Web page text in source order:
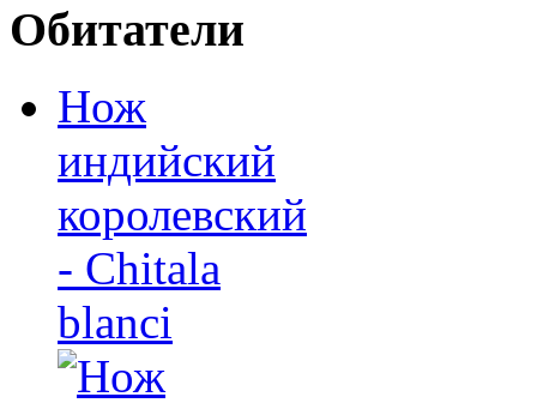
Обитатели
Нож
индийский
королевский
- Chitala
blanci